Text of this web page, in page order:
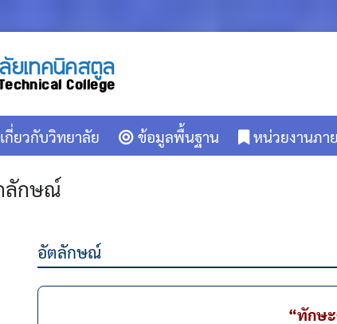
เกี่ยวกับวิทยาลัย ข้อมูลพื้นฐาน หน่วยงานภา
ลักษณ์
อัตลักษณ์
“ทักษ